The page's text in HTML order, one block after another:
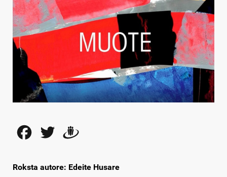
FacebookTwitter
Roksta autore: Edeite Husare